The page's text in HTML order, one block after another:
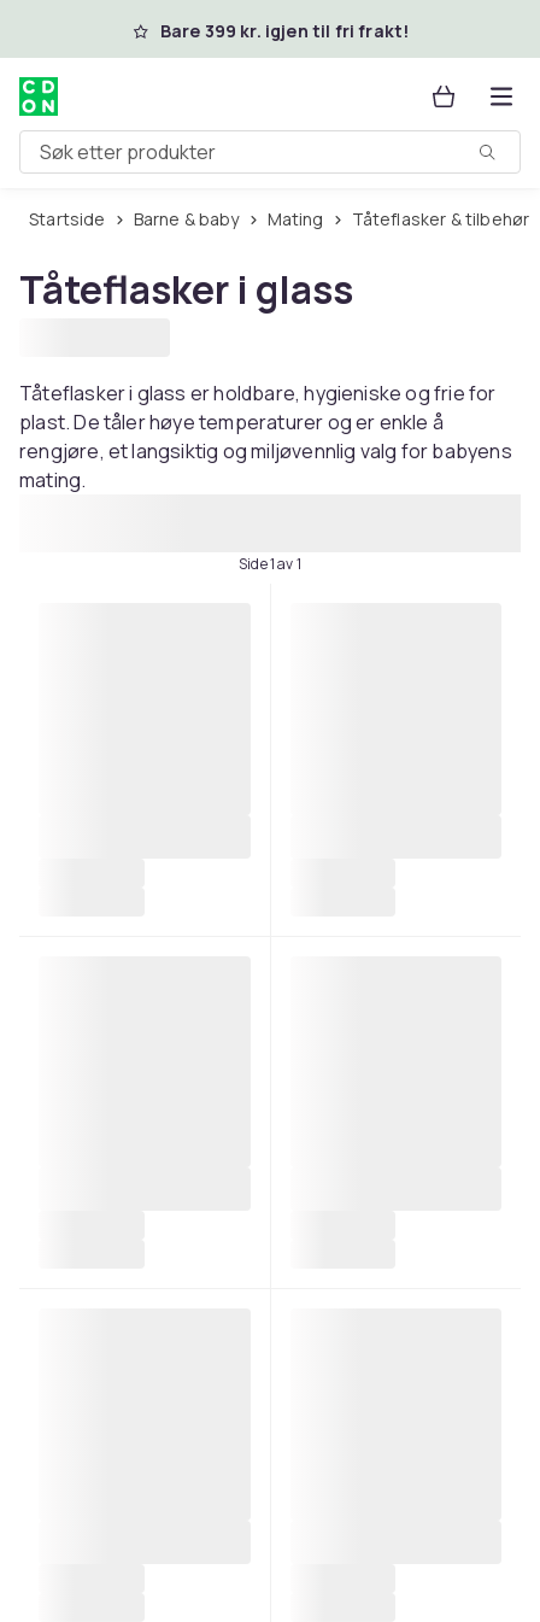
Hopp til hovedinnholdBare 399 kr. igjen til fri frakt!
Søk etter produkter
Startside Barne & baby Mating Tåteflasker & tilbehør
Tåteflasker i glass
Tåteflasker i glass er holdbare, hygieniske og frie for
plast. De tåler høye temperaturer og er enkle å
rengjøre, et langsiktig og miljøvennlig valg for babyens
mating.
Side 1 av 1